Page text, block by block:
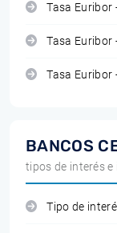
Tasa Euribor
Tasa Euribor
Tasa Euribor
BANCOS
tipos de interés
Tipo de